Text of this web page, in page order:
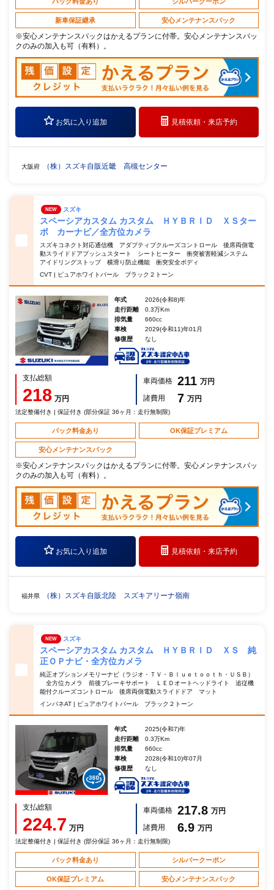
新車保証継承 安心メンテナンスパック
※安心メンテナンスパックはかえるプランに付帯。安心メンテナンスパッ
クのみの加入も可（有料）。
お気に入り追加 見積依頼・来店予約
大阪府 （株）スズキ自販近畿 高槻センター
NEW スズキ
スペーシアカスタム カスタム ＨＹＢＲＩＤ ＸＳター
ボ カーナビ／全方位カメラ
スズキコネクト対応通信機 アダプティブクルーズコントロール 後席両側電
動スライドドアプッシュスタート シートヒーター 衝突被害軽減システム
アイドリングストップ 横滑り防止機能 衝突安全ボディ
CVT | ピュアホワイトパール ブラック２トーン
年式
2026(令和8)年
走行距離
0.3万Km
排気量
660cc
車検
2029(令和11)年01月
修復歴
なし
支払総額
218 万円
車両価格 211 万円
諸費用
7 万円
法定整備付き | 保証付き (部分保証 36ヶ月：走行無制限)
パック料金あり OK保証プレミアム
安心メンテナンスパック
※安心メンテナンスパックはかえるプランに付帯。安心メンテナンスパッ
クのみの加入も可（有料）。
お気に入り追加 見積依頼・来店予約
福井県 （株）スズキ自販北陸 スズキアリーナ嶺南
NEW スズキ
スペーシアカスタム カスタム ＨＹＢＲＩＤ ＸＳ 純
正ＯＰナビ・全方位カメラ
純正オプションメモリーナビ（ラジオ・ＴＶ・Ｂｌｕｅｔｏｏｔｈ・ＵＳＢ）
全方位カメラ 前後ブレーキサポート ＬＥＤオートヘッドライト 追従機
能付クルーズコントロール 後席両側電動スライドドア マット
インパネAT | ピュアホワイトパール ブラック２トーン
年式
2025(令和7)年
走行距離
0.3万Km
排気量
660cc
車検
2028(令和10)年07月
修復歴
なし
支払総額
224.7 万円
車両価格 217.8 万円
諸費用
6.9 万円
法定整備付き | 保証付き (部分保証 36ヶ月：走行無制限)
パック料金あり シルバークーポン
OK保証プレミアム 安心メンテナンスパック